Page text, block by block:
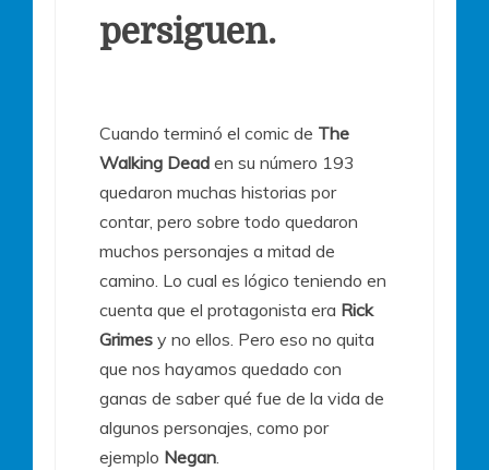
persiguen.
Cuando terminó el comic de The
Walking Dead en su número 193
quedaron muchas historias por
contar, pero sobre todo quedaron
muchos personajes a mitad de
camino. Lo cual es lógico teniendo en
cuenta que el protagonista era Rick
Grimes y no ellos. Pero eso no quita
que nos hayamos quedado con
ganas de saber qué fue de la vida de
algunos personajes, como por
ejemplo Negan